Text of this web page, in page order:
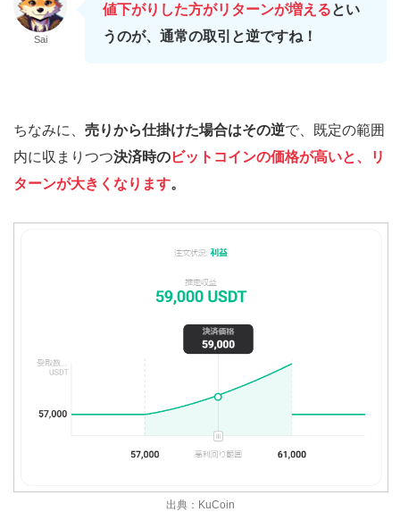
Sai
値下がりした方がリターンが増えるとい
うのが、通常の取引と逆ですね！
ちなみに、 売りから仕掛けた場合はその逆で、既定の範囲
内に収まりつつ決済時のビットコインの価格が高いと、リ
ターンが大きくなります。
出典：KuCoin